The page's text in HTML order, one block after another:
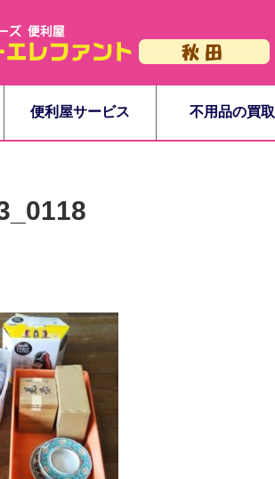
便利屋サービス 不用品の買取